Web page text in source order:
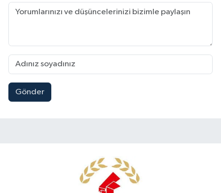
Gönder